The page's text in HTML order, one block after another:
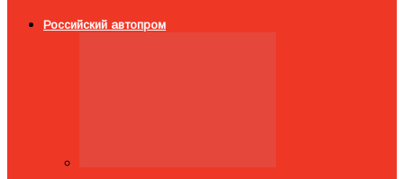
Российский автопром